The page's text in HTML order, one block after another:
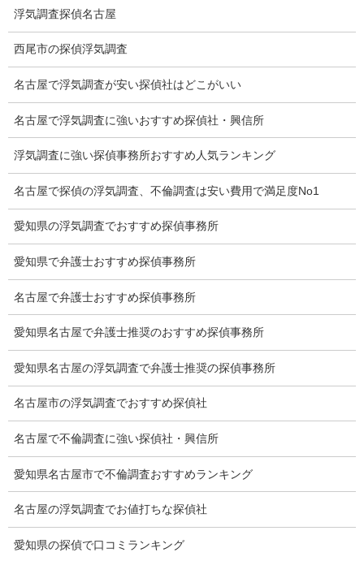
調査料金
浮気調査特別プラン
ストーカー関連調査料金
報告書サンプル
調査事例
お礼の言葉
Q&A
浮気証拠は何回必要か？
浮気調査時間
調査料金のご質問
離婚手続
探偵社の要点
浮気調査探偵名古屋
西尾市の探偵浮気調査
名古屋で浮気調査が安い探偵社はどこがいい
名古屋で浮気調査に強いおすすめ探偵社・興信所
浮気調査に強い探偵事務所おすすめ人気ランキング
名古屋で探偵の浮気調査、不倫調査は安い費用で満足度No1
愛知県の浮気調査でおすすめ探偵事務所
愛知県で弁護士おすすめ探偵事務所
名古屋で弁護士おすすめ探偵事務所
愛知県名古屋で弁護士推奨のおすすめ探偵事務所
愛知県名古屋の浮気調査で弁護士推奨の探偵事務所
名古屋市の浮気調査でおすすめ探偵社
名古屋で不倫調査に強い探偵社・興信所
愛知県名古屋市で不倫調査おすすめランキング
名古屋の浮気調査でお値打ちな探偵社
愛知県の探偵で口コミランキング